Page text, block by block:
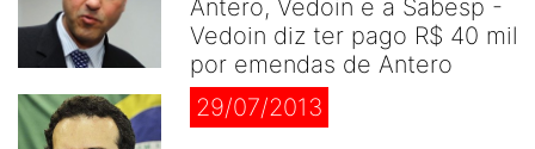
Antero, Vedoin e a Sabesp -
Vedoin diz ter pago R$ 40 mil
por emendas de Antero
29/07/2013